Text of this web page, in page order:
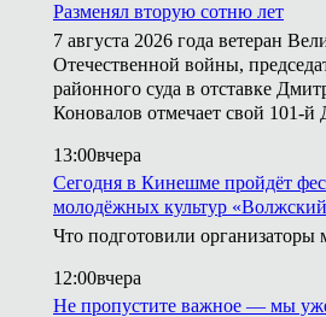
Разменял вторую сотню лет
7 августа 2026 года ветеран
Отечественной войны,
районного суда в отставке
Коновалов отмечает свой 101-й
13:00вчера
Сегодня в Кинешме пройдёт
молодёжных культур
Что подготовили организаторы
12:00вчера
Не пропустите важное — мы